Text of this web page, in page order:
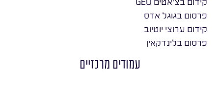
פרסום בגוגל אדס
קידום ערוצי יוטיוב
פרסום בלינדקאין
עמודים מרכזיים